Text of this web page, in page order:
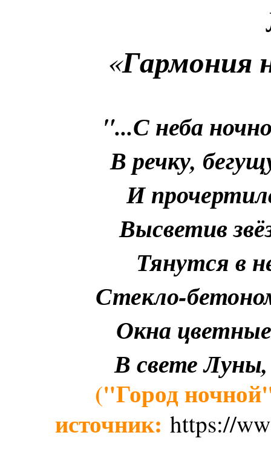
«Гармония
"...С неба
В речку,
И
Высветив
Тянутся в
Стекло-
Окна
В свете
("Город
источник: https://